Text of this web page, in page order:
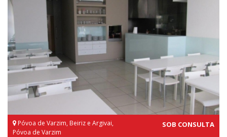
Póvoa de Varzim, Beiriz e Argivai,
Póvoa de Varzim
SOB CONSULTA